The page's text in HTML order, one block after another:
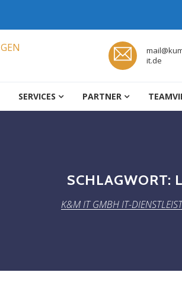
it.de
SERVICES PARTNER
SCHLAGWORT:
K&M IT GMBH IT-